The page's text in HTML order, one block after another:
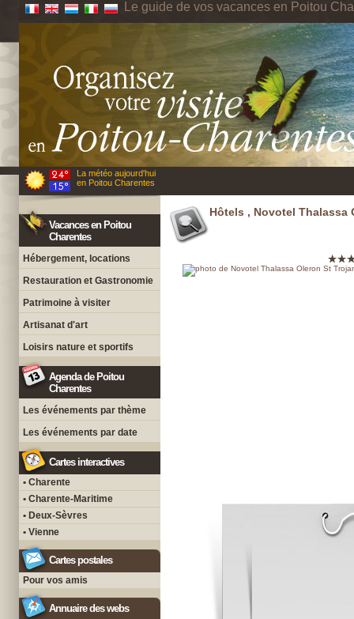
Le guide de vos vacances en Poitou
La météo aujourd'hui
en Poitou Charentes
Vacances en Poitou
Charentes
Hébergement, locations
Restauration et Gastronomie
Patrimoine à visiter
Artisanat d'art
Loisirs nature et sportifs
Agenda de Poitou
Charentes
Les événements par thème
Les événements par date
Cartes interactives
• Charente
• Charente-Maritime
• Deux-Sèvres
• Vienne
Cartes postales
Pour vos amis
Annuaire des webs
Hôtels , Novotel Thalassa